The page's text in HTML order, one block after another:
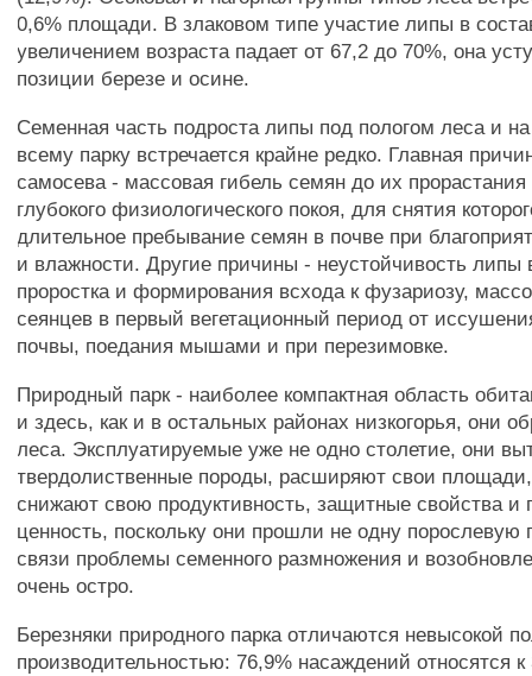
0,6% площади. В злаковом типе участие липы в
увеличением возраста падает от 67,2 до 70%, она
позиции березе и осине.
Семенная часть подроста липы под пологом леса и
всему парку встречается крайне редко. Главная
самосева - массовая гибель семян до их прорастания
глубокого физиологического покоя, для снятия
длительное пребывание семян в почве при
и влажности. Другие причины - неустойчивость липы
проростка и формирования всхода к фузариозу,
сеянцев в первый вегетационный период от
почвы, поедания мышами и при перезимовке.
Природный парк - наиболее компактная область
и здесь, как и в остальных районах низкогорья, они
леса. Эксплуатируемые уже не одно столетие, они
твердолиственные породы, расширяют свои
снижают свою продуктивность, защитные свойства и
ценность, поскольку они прошли не одну порослевую
связи проблемы семенного размножения и
очень остро.
Березняки природного парка отличаются невысокой
производительностью: 76,9% насаждений относятся к